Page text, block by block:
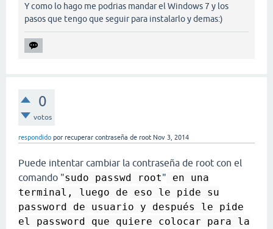
Y como lo hago me podrias mandar el Windows 7 y los
pasos que tengo que seguir para instalarlo y demas:)
0
votos
respondido por recuperar contraseña de root Nov 3, 2014
Puede intentar cambiar la contraseña de root con el
comando "sudo passwd root" en una
terminal, luego de eso le pide su
password de usuario y después le pide
el password que quiere colocar para la